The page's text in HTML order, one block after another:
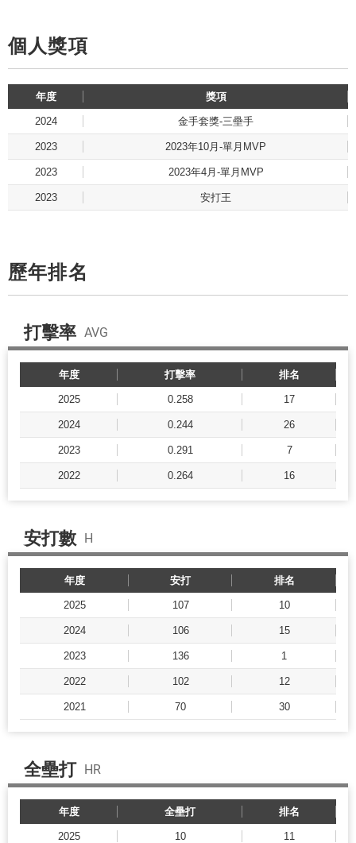
個人獎項
年度 獎項
2024 金手套獎-三壘手
2023 2023年10月-單月MVP
2023 2023年4月-單月MVP
2023 安打王
歷年排名
打擊率 AVG
年度 打擊率 排名
2025 0.258 17
2024 0.244 26
2023 0.291 7
2022 0.264 16
安打數 H
年度 安打 排名
2025 107 10
2024 106 15
2023 136 1
2022 102 12
2021 70 30
全壘打 HR
年度 全壘打 排名
2025 10 11